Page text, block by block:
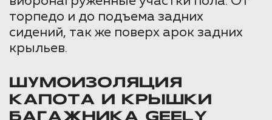
торпедо и до подъема задних
сидений, так же поверх арок задних
крыльев.
ШУМОИЗОЛЯЦИЯ
КАПОТА И КРЫШКИ
БАГАЖНИКА GEELY